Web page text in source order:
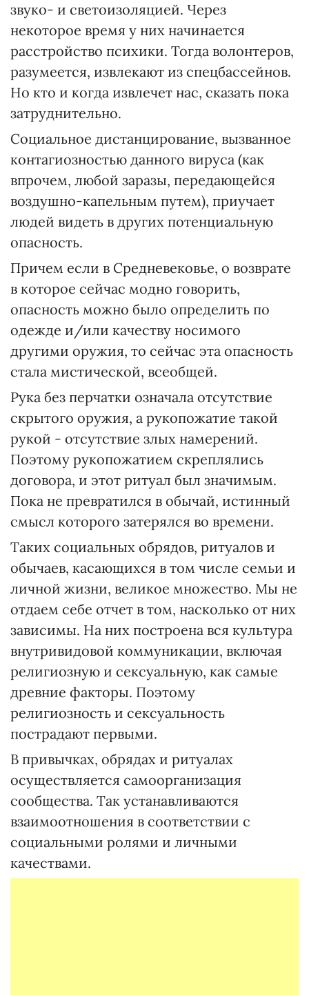
звуко- и светоизоляцией. Через
некоторое время у них начинается
расстройство психики. Тогда волонтеров,
разумеется, извлекают из спецбассейнов.
Но кто и когда извлечет нас, сказать пока
затруднительно.
Социальное дистанцирование, вызванное
контагиозностью данного вируса (как
впрочем, любой заразы, передающейся
воздушно-капельным путем), приучает
людей видеть в других потенциальную
опасность.
Причем если в Средневековье, о возврате
в которое сейчас модно говорить,
опасность можно было определить по
одежде и/или качеству носимого
другими оружия, то сейчас эта опасность
стала мистической, всеобщей.
Рука без перчатки означала отсутствие
скрытого оружия, а рукопожатие такой
рукой - отсутствие злых намерений.
Поэтому рукопожатием скреплялись
договора, и этот ритуал был значимым.
Пока не превратился в обычай, истинный
смысл которого затерялся во времени.
Таких социальных обрядов, ритуалов и
обычаев, касающихся в том числе семьи и
личной жизни, великое множество. Мы не
отдаем себе отчет в том, насколько от них
зависимы. На них построена вся культура
внутривидовой коммуникации, включая
религиозную и сексуальную, как самые
древние факторы. Поэтому
религиозность и сексуальность
пострадают первыми.
В привычках, обрядах и ритуалах
осуществляется самоорганизация
сообщества. Так устанавливаются
взаимоотношения в соответствии с
социальными ролями и личными
качествами.